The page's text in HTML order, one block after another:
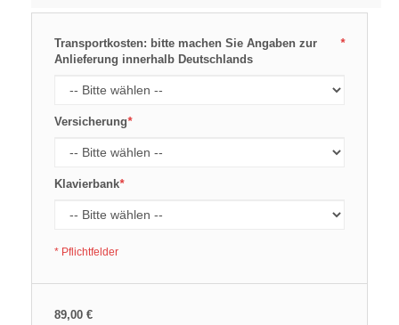
*
Transportkosten: bitte machen Sie Angaben zur
Anlieferung innerhalb Deutschlands
*
Versicherung
*
Klavierbank
* Pflichtfelder
89,00 €